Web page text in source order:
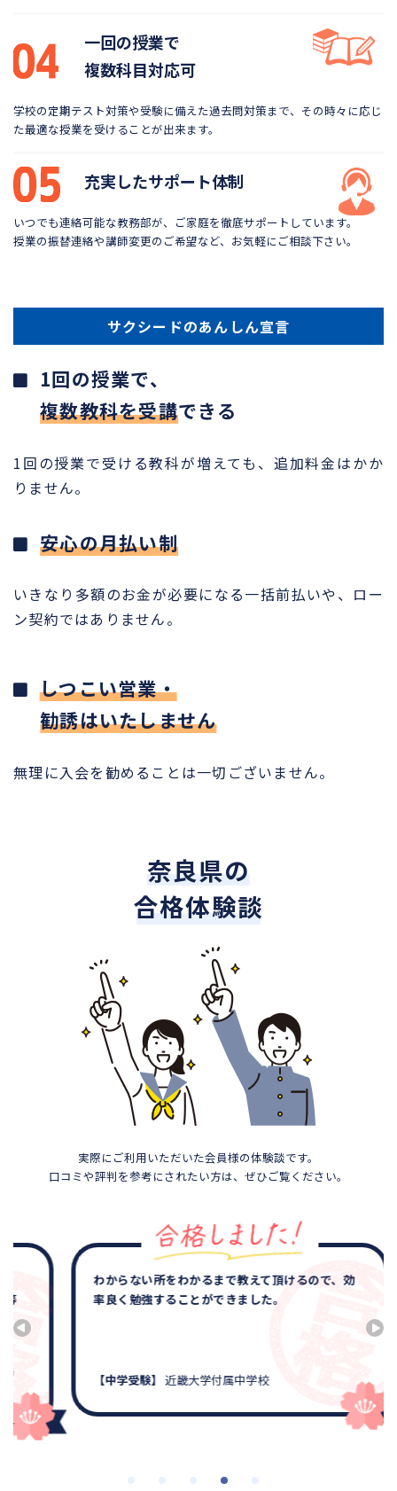
一回の授業で
複数科目対応可
学校の定期テスト対策や受験に備えた過去問対策まで、 その時々に応じ
た最適な授業を受けることが出来ます。
充実したサポート体制
いつでも連絡可能な教務部が、ご家庭を徹底サポートしています。
授業の振替連絡や講師変更のご希望など、お気軽にご相談下さい。
サクシードのあんしん宣言
1回の授業で、
複数教科を受講できる
1回の授業で受ける教科が増えても、追加料金はかか
りません。
安心の月払い制
いきなり多額のお金が必要になる一括前払いや、ロー
ン契約ではありません。
しつこい営業・
勧誘はいたしません
無理に入会を勧めることは一切ございません。
奈良県の
合格体験談
実際にご利用いただいた会員様の体験談です。
口コミや評判を参考にされたい方は、ぜひご覧ください。
わからない所をわかるまで教えて頂けるので、効
率良く勉強することができました。
【中学受験】近畿大学付属中学校